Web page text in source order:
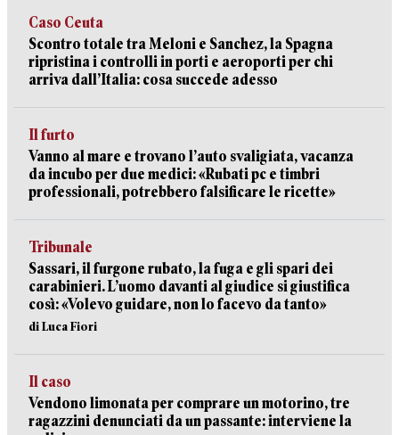
Caso Ceuta
Scontro totale tra Meloni e Sanchez, la Spagna
ripristina i controlli in porti e aeroporti per chi
arriva dall’Italia: cosa succede adesso
Il furto
Vanno al mare e trovano l’auto svaligiata, vacanza
da incubo per due medici: «Rubati pc e timbri
professionali, potrebbero falsificare le ricette»
Tribunale
Sassari, il furgone rubato, la fuga e gli spari dei
carabinieri. L’uomo davanti al giudice si giustifica
così: «Volevo guidare, non lo facevo da tanto»
di Luca Fiori
Il caso
Vendono limonata per comprare un motorino, tre
ragazzini denunciati da un passante: interviene la